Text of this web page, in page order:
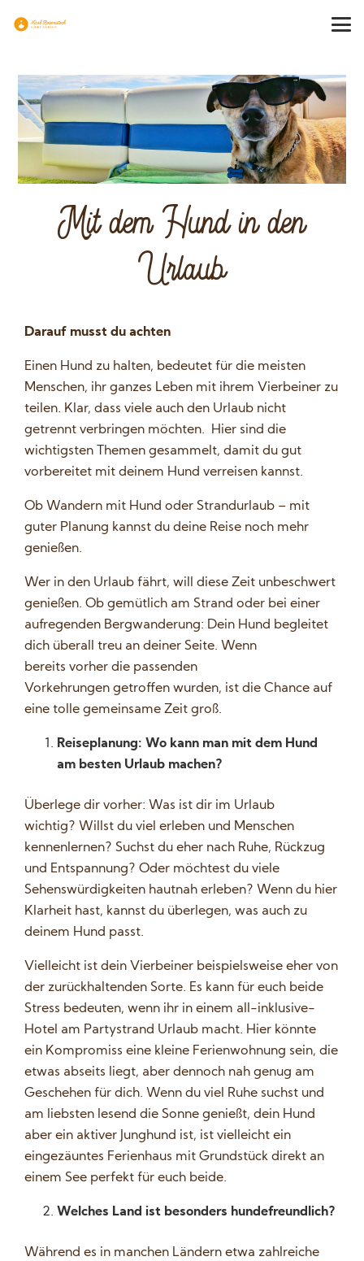
Mit dem Hund in den
Urlaub
Darauf musst du achten
Einen Hund zu halten, bedeutet für die meisten
Menschen, ihr ganzes Leben mit ihrem Vierbeiner zu
teilen. Klar, dass viele auch den Urlaub nicht
getrennt verbringen möchten. Hier sind die
wichtigsten Themen gesammelt, damit du gut
vorbereitet mit deinem Hund verreisen kannst.
Ob Wandern mit Hund oder Strandurlaub – mit
guter Planung kannst du deine Reise noch mehr
genießen.
Wer in den Urlaub fährt, will diese Zeit unbeschwert
genießen. Ob gemütlich am Strand oder bei einer
aufregenden Bergwanderung: Dein Hund begleitet
dich überall treu an deiner Seite. Wenn
bereits vorher die passenden
Vorkehrungen getroffen wurden, ist die Chance auf
eine tolle gemeinsame Zeit groß.
Reiseplanung: Wo kann man mit dem Hund
am besten Urlaub machen?
Überlege dir vorher: Was ist dir im Urlaub
wichtig? Willst du viel erleben und Menschen
kennenlernen? Suchst du eher nach Ruhe, Rückzug
und Entspannung? Oder möchtest du viele
Sehenswürdigkeiten hautnah erleben? Wenn du hier
Klarheit hast, kannst du überlegen, was auch zu
deinem Hund passt.
Vielleicht ist dein Vierbeiner beispielsweise eher von
der zurückhaltenden Sorte. Es kann für euch beide
Stress bedeuten, wenn ihr in einem all-inklusive-
Hotel am Partystrand Urlaub macht. Hier könnte
ein Kompromiss eine kleine Ferienwohnung sein, die
etwas abseits liegt, aber dennoch nah genug am
Geschehen für dich. Wenn du viel Ruhe suchst und
am liebsten lesend die Sonne genießt, dein Hund
aber ein aktiver Junghund ist, ist vielleicht ein
eingezäuntes Ferienhaus mit Grundstück direkt an
einem See perfekt für euch beide.
Welches Land ist besonders hundefreundlich?
Während es in manchen Ländern etwa zahlreiche